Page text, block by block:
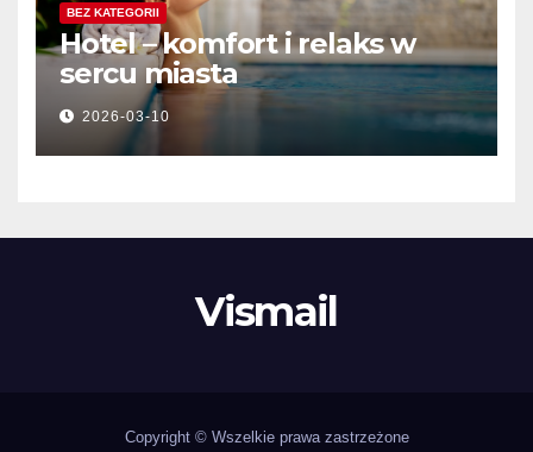
BEZ KATEGORII
Hotel – komfort i relaks w
sercu miasta
2026-03-10
Vismail
Copyright © Wszelkie prawa zastrzeżone